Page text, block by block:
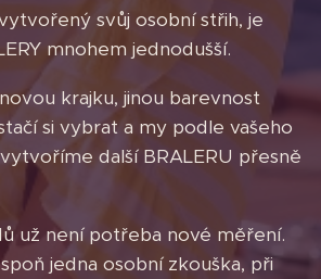
svůj osobní střih, je
mnohem jednodušší.
krajku, jinou barevnost
si vybrat a my podle vašeho
další BRALERU přesně
už není potřeba nové měření.
jedna osobní zkouška, při